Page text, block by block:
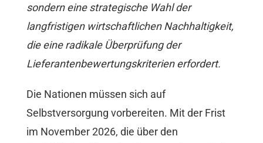
sondern eine strategische Wahl der
langfristigen wirtschaftlichen Nachhaltigkeit,
die eine radikale Überprüfung der
Lieferantenbewertungskriterien erfordert.
Die Nationen müssen sich auf
Selbstversorgung vorbereiten. Mit der Frist
im November 2026, die über den